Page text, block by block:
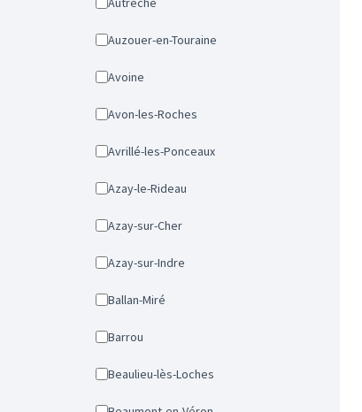
Auzouer-en-Touraine
Avoine
Avon-les-Roches
Avrillé-les-Ponceaux
Azay-le-Rideau
Azay-sur-Cher
Azay-sur-Indre
Ballan-Miré
Barrou
Beaulieu-lès-Loches